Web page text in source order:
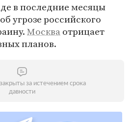
в последние месяцы
угрозе российского
Москваотрицает
планов.
за истечением срока
давности